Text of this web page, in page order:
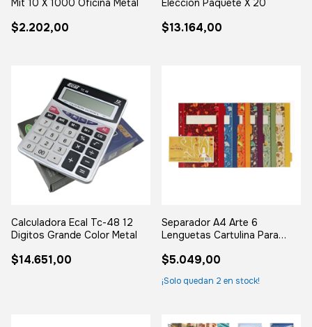
Mit 10 X 1000 Oficina Metal
$2.202,00
Eleccion Paquete X 20
$13.164,00
Calculadora Ecal Tc-48 12
Digitos Grande Color Metal
$14.651,00
Separador A4 Arte 6
Lenguetas Cartulina Para
$5.049,00
¡Solo quedan 2 en stock!